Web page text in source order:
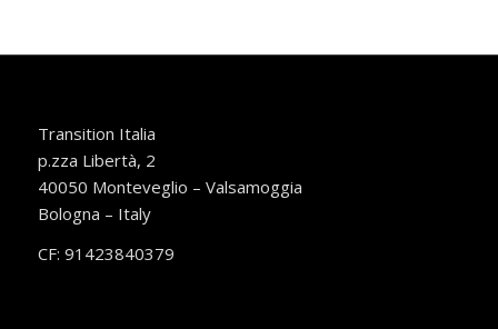
Transition Italia
p.zza Libertà, 2
40050 Monteveglio – Valsamoggia
Bologna – Italy
CF: 91423840379